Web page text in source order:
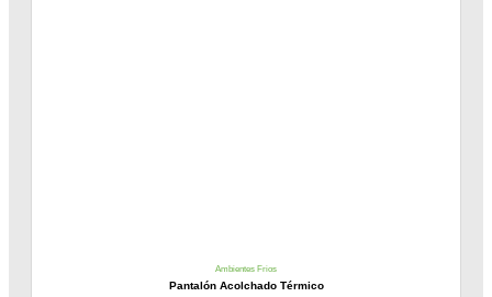
Ambientes Frios
Pantalón Acolchado Térmico